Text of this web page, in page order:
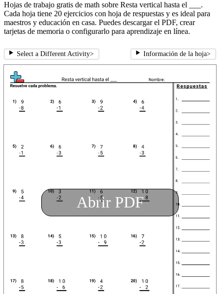
Hojas de trabajo gratis de math sobre Resta vertical hasta el ___.
Cada hoja tiene 20 ejercicios con hoja de respuestas y es ideal para
maestros y educación en casa. Puedes descargar el PDF, crear
tarjetas de memoria o configurarlo para aprendizaje en línea.
Select a Different Activity> Información de la hoja>
Abrir PDF